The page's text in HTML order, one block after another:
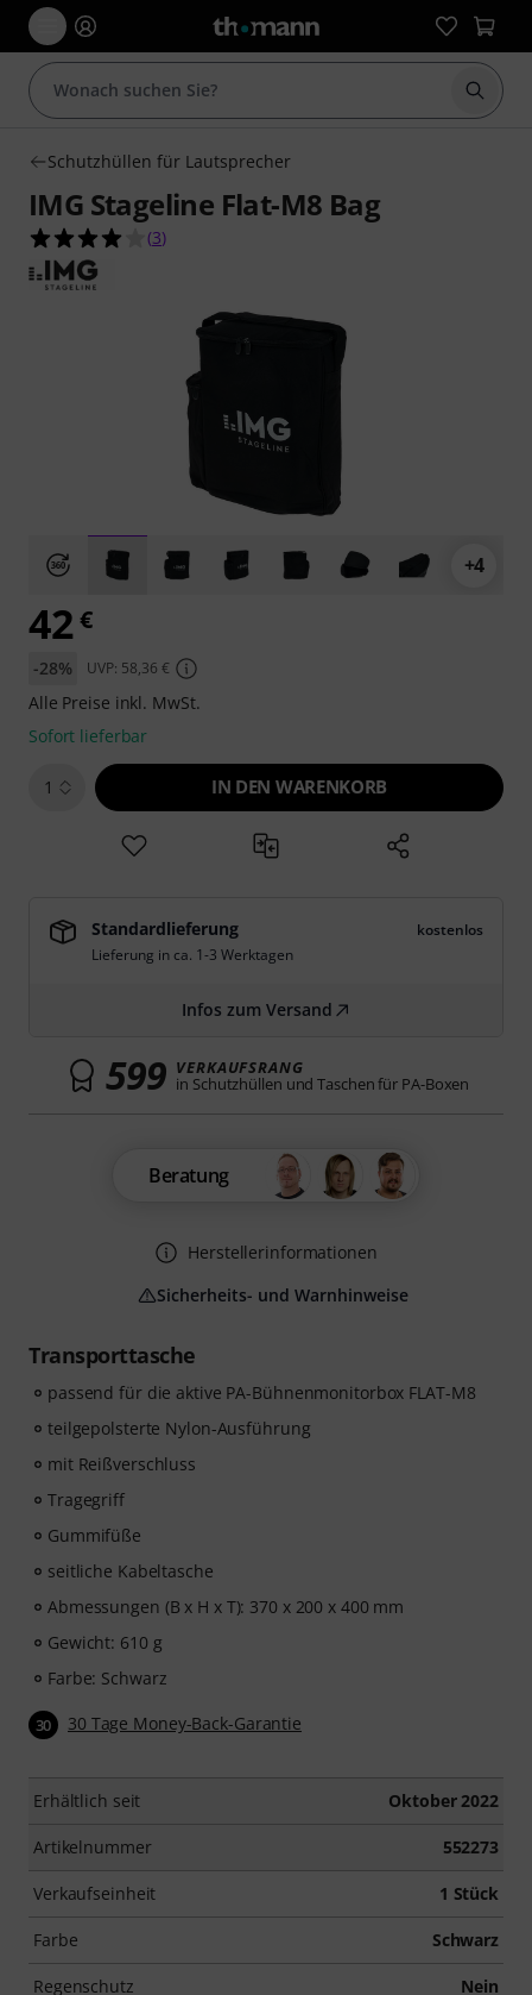
Suche
Schutzhüllen für Lautsprecher
IMG Stageline Flat-M8 Bag
4.0 von 5 Sternen aus 3 Kundenbewertungen
(3)
+4
Transporttasche
passend für die aktive PA-Bühnenmonitorbox FLAT-M8
teilgepolsterte Nylon-Ausführung
mit Reißverschluss
Tragegriff
Gummifüße
seitliche Kabeltasche
Abmessungen (B x H x T): 370 x 200 x 400 mm
Gewicht: 610 g
Farbe: Schwarz
30 30 Tage Money-Back-Garantie
Erhältlich seit Oktober 2022
Artikelnummer 552273
Verkaufseinheit 1 Stück
Farbe Schwarz
Regenschutz Nein
42€
-28% UVP: 58,36 €
Alle Preise inkl. MwSt.
Sofort lieferbar
1 IN DEN WARENKORB
Standardlieferung
kostenlos
Lieferung in ca. 1-3 Werktagen
Infos zum Versand
599 VERKAUFSRANG
in Schutzhüllen und Taschen für PA-Boxen
Beratung
Herstellerinformationen
Sicherheits- und Warnhinweise